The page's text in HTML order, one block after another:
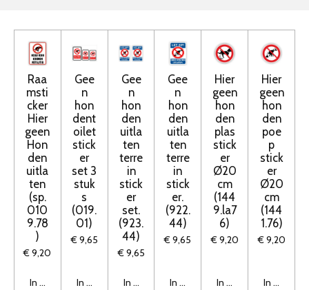
Raa
msti
cker
Hier
geen
Hon
den
uitla
ten
(sp.
010
9.78
)
€ 9,20
In winkelwagen
Gee
n
hon
dent
oilet
stick
er
set 3
stuk
s
(019.
01)
€ 9,65
In winkelwagen
Gee
n
hon
den
uitla
ten
terre
in
stick
er
set.
(923.
44)
€ 9,65
In winkelwagen
Gee
n
hon
den
uitla
ten
terre
in
stick
er.
(922.
44)
€ 9,65
In winkelwagen
Hier
geen
hon
den
plas
stick
er
Ø20
cm
(144
9.la7
6)
€ 9,20
In winkelwagen
Hier
geen
hon
den
poe
p
stick
er
Ø20
cm
(144
1.76)
€ 9,20
In